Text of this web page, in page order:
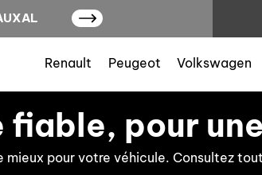
Renault Peugeot Volkswagen
fiable, pour
mieux pour votre véhicule. Consultez